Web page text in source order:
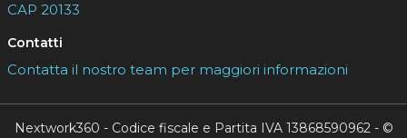
CAP 20133
Contatti
Contatta il nostro team per maggiori informazioni
Nextwork360 - Codice fiscale e Partita IVA 13868590962 - ©